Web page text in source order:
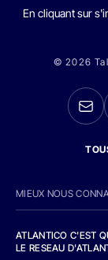
En cliquant sur
© 2026
MIEUX NOUS
ATLANTICO C'EST
LE RESEAU